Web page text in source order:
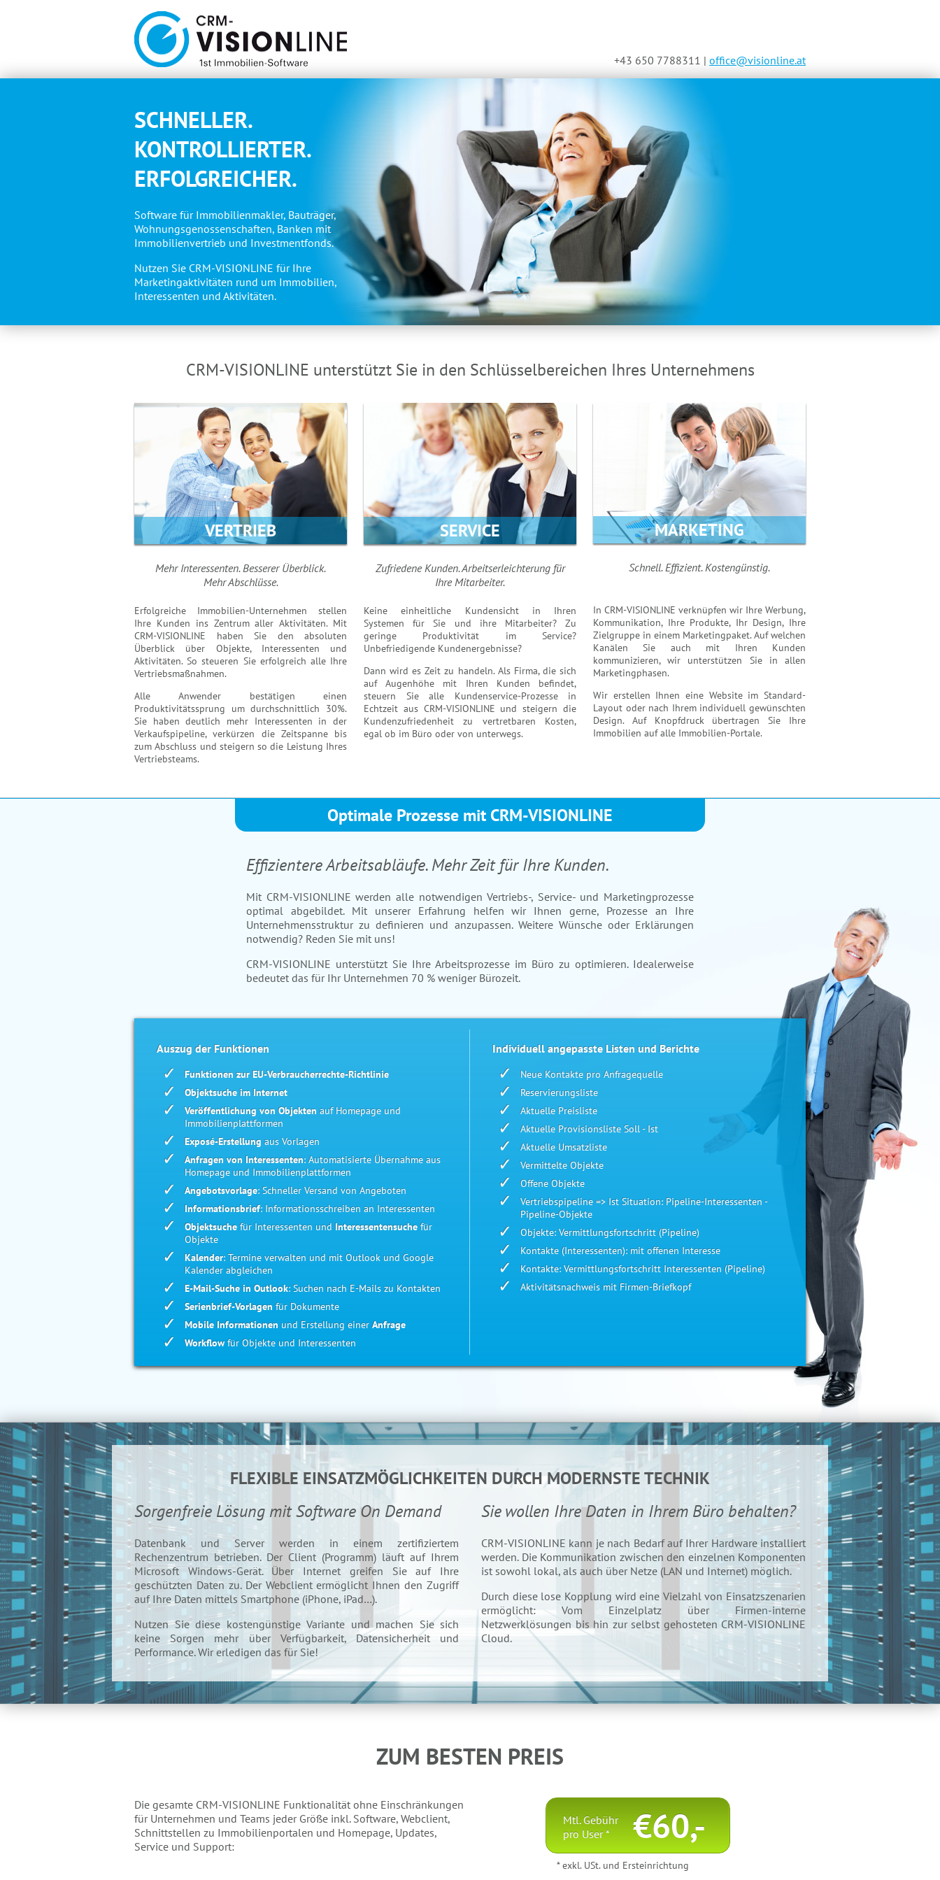
+43 650 7788311 | office@visionline.at
SCHNELLER.
KONTROLLIERTER.
ERFOLGREICHER.
Software für Immobilienmakler, Bauträger,
Wohnungsgenossenschaften, Banken mit
Immobilienvertrieb und Investmentfonds.
Nutzen Sie CRM-VISIONLINE für Ihre
Marketingaktivitäten rund um Immobilien,
Interessenten und Aktivitäten.
CRM-VISIONLINE unterstützt Sie in den Schlüsselbereichen Ihres Unternehmens
VERTRIEB
Mehr Interessenten. Besserer Überblick.
Mehr Abschlüsse.
Erfolgreiche Immobilien-Unternehmen stellen
Ihre Kunden ins Zentrum aller Aktivitäten. Mit
CRM-VISIONLINE haben Sie den absoluten
Überblick über Objekte, Interessenten und
Aktivitäten. So steueren Sie erfolgreich alle Ihre
Vertriebsmaßnahmen.
Alle Anwender bestätigen einen
Produktivitätssprung um durchschnittlich 30%.
Sie haben deutlich mehr Interessenten in der
Verkaufspipeline, verkürzen die Zeitspanne bis
zum Abschluss und steigern so die Leistung Ihres
Vertriebsteams.
SERVICE
Zufriedene Kunden. Arbeitserleichterung für
Ihre Mitarbeiter.
Keine einheitliche Kundensicht in Ihren
Systemen für Sie und ihre Mitarbeiter? Zu
geringe Produktivität im Service?
Unbefriedigende Kundenergebnisse?
Dann wird es Zeit zu handeln. Als Firma, die sich
auf Augenhöhe mit Ihren Kunden befindet,
steuern Sie alle Kundenservice-Prozesse in
Echtzeit aus CRM-VISIONLINE und steigern die
Kundenzufriedenheit zu vertretbaren Kosten,
egal ob im Büro oder von unterwegs.
MARKETING
Schnell. Effizient. Kostengünstig.
In CRM-VISIONLINE verknüpfen wir Ihre Werbung,
Kommunikation, Ihre Produkte, Ihr Design, Ihre
Zielgruppe in einem Marketingpaket. Auf welchen
Kanälen Sie auch mit Ihren Kunden
kommunizieren, wir unterstützen Sie in allen
Marketingphasen.
Wir erstellen Ihnen eine Website im Standard-
Layout oder nach Ihrem individuell gewünschten
Design. Auf Knopfdruck übertragen Sie Ihre
Immobilien auf alle Immobilien-Portale.
Optimale Prozesse mit CRM-VISIONLINE
Effizientere Arbeitsabläufe. Mehr Zeit für Ihre Kunden.
Mit CRM-VISIONLINE werden alle notwendigen Vertriebs-, Service- und Marketingprozesse
optimal abgebildet. Mit unserer Erfahrung helfen wir Ihnen gerne, Prozesse an Ihre
Unternehmensstruktur zu definieren und anzupassen. Weitere Wünsche oder Erklärungen
notwendig? Reden Sie mit uns!
CRM-VISIONLINE unterstützt Sie Ihre Arbeitsprozesse im Büro zu optimieren. Idealerweise
bedeutet das für Ihr Unternehmen 70 % weniger Bürozeit.
Auszug der Funktionen
Funktionen zur EU-Verbraucherrechte-Richtlinie
Objektsuche im Internet
Veröffentlichung von Objekten auf Homepage und
Immobilienplattformen
Exposé-Erstellung aus Vorlagen
Anfragen von Interessenten: Automatisierte Übernahme aus
Homepage und Immobilienplattformen
Angebotsvorlage: Schneller Versand von Angeboten
Informationsbrief: Informationsschreiben an Interessenten
Objektsuchefür Interessenten und Interessentensuchefür
Objekte
Kalender: Termine verwalten und mit Outlook und Google
Kalender abgleichen
E-Mail-Suche in Outlook: Suchen nach E-Mails zu Kontakten
Serienbrief-Vorlagen für Dokumente
Mobile Informationen und Erstellung einerAnfrage
Workflowfür Objekte und Interessenten
Individuell angepasste Listen und Berichte
Neue Kontakte pro Anfragequelle
Reservierungsliste
Aktuelle Preisliste
Aktuelle Provisionsliste Soll - Ist
Aktuelle Umsatzliste
Vermittelte Objekte
Offene Objekte
Vertriebspipeline => Ist Situation: Pipeline-Interessenten -
Pipeline-Objekte
Objekte: Vermittlungsfortschritt (Pipeline)
Kontakte (Interessenten): mit offenen Interesse
Kontakte: Vermittlungsfortschritt Interessenten (Pipeline)
Aktivitätsnachweis mit Firmen-Briefkopf
FLEXIBLE EINSATZMÖGLICHKEITEN DURCH MODERNSTE TECHNIK
Sorgenfreie Lösung mit Software On Demand
Datenbank und Server werden in einem zertifiziertem
Rechenzentrum betrieben. Der Client (Programm) läuft auf Ihrem
Microsoft Windows-Gerät. Über Internet greifen Sie auf Ihre
geschützten Daten zu. Der Webclient ermöglicht Ihnen den Zugriff
auf Ihre Daten mittels Smartphone (iPhone, iPad…).
Nutzen Sie diese kostengünstige Variante und machen Sie sich
keine Sorgen mehr über Verfügbarkeit, Datensicherheit und
Performance. Wir erledigen das für Sie!
Sie wollen Ihre Daten in Ihrem Büro behalten?
CRM-VISIONLINE kann je nach Bedarf auf Ihrer Hardware installiert
werden. Die Kommunikation zwischen den einzelnen Komponenten
ist sowohl lokal, als auch über Netze (LAN und Internet) möglich.
Durch diese lose Kopplung wird eine Vielzahl von Einsatzszenarien
ermöglicht: Vom Einzelplatz über Firmen-interne
Netzwerklösungen bis hin zur selbst gehosteten CRM-VISIONLINE
Cloud.
ZUM BESTEN PREIS
Die gesamte CRM-VISIONLINE Funktionalität ohne Einschränkungen
für Unternehmen und Teams jeder Größe inkl. Software, Webclient,
Schnittstellen zu Immobilienportalen und Homepage, Updates,
Service und Support:
Mtl. Gebühr
pro User *
€60,-
* exkl. USt. und Ersteinrichtung